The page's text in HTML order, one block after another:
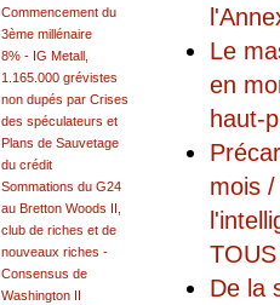
Le
en
haut-
mois
De la
Commencement du
3ème millénaire
8% - IG Metall,
1.165.000 grévistes
non dupés par Crises
des spéculateurs et
Plans de Sauvetage
du crédit
Sommations du G24
au Bretton Woods II,
club de riches et de
nouveaux riches -
Consensus de
Washington II